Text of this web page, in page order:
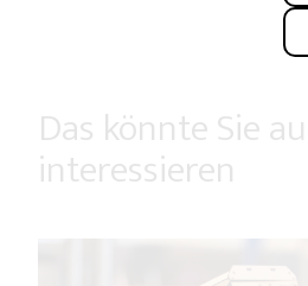
Das könnte Sie
interessieren